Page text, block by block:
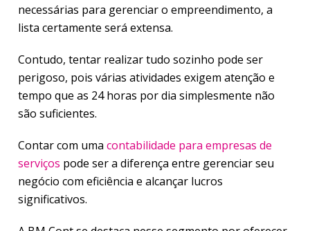
necessárias para gerenciar o empreendimento, a
lista certamente será extensa.
Contudo, tentar realizar tudo sozinho pode ser
perigoso, pois várias atividades exigem atenção e
tempo que as 24 horas por dia simplesmente não
são suficientes.
Contar com uma contabilidade para empresas de
serviços pode ser a diferença entre gerenciar seu
negócio com eficiência e alcançar lucros
significativos.